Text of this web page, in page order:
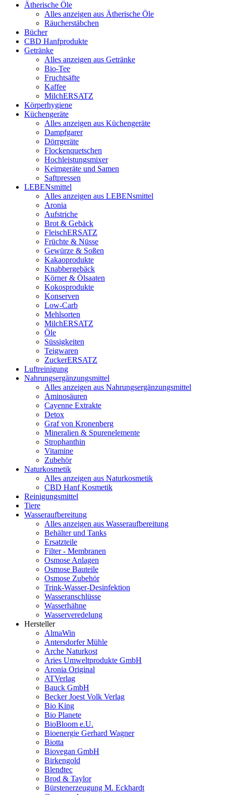
Ätherische Öle
Alles anzeigen aus Ätherische Öle
Räucherstäbchen
Bücher
CBD Hanfprodukte
Getränke
Alles anzeigen aus Getränke
Bio-Tee
Fruchtsäfte
Kaffee
MilchERSATZ
Körperhygiene
Küchengeräte
Alles anzeigen aus Küchengeräte
Dampfgarer
Dörrgeräte
Flockenquetschen
Hochleistungsmixer
Keimgeräte und Samen
Saftpressen
LEBENsmittel
Alles anzeigen aus LEBENsmittel
Aronia
Aufstriche
Brot & Gebäck
FleischERSATZ
Früchte & Nüsse
Gewürze & Soßen
Kakaoprodukte
Knabbergebäck
Körner & Ölsaaten
Kokosprodukte
Konserven
Low-Carb
Mehlsorten
MilchERSATZ
Öle
Süssigkeiten
Teigwaren
ZuckerERSATZ
Luftreinigung
Nahrungsergänzungsmittel
Alles anzeigen aus Nahrungsergänzungsmittel
Aminosäuren
Cayenne Extrakte
Detox
Graf von Kronenberg
Mineralien & Spurenelemente
Strophanthin
Vitamine
Zubehör
Naturkosmetik
Alles anzeigen aus Naturkosmetik
CBD Hanf Kosmetik
Reinigungsmittel
Tiere
Wasseraufbereitung
Alles anzeigen aus Wasseraufbereitung
Behälter und Tanks
Ersatzteile
Filter - Membranen
Osmose Anlagen
Osmose Bauteile
Osmose Zubehör
Trink-Wasser-Desinfektion
Wasseranschlüsse
Wasserhähne
Wasserveredelung
Hersteller
AlmaWin
Antersdorfer Mühle
Arche Naturkost
Aries Umweltprodukte GmbH
Aronia Original
ATVerlag
Bauck GmbH
Becker Joest Volk Verlag
Bio King
Bio Planete
BioBloom e.U.
Bioenergie Gerhard Wagner
Biotta
Biovegan GmbH
Birkengold
Blendtec
Brod & Taylor
Bürstenerzeugung M. Eckhardt